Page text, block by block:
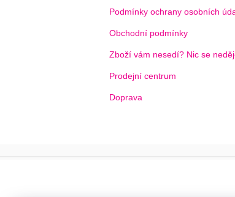
Podmínky ochrany osobních
Obchodní podmínky
Zboží vám nesedí? Nic se
Prodejní centrum
Doprava